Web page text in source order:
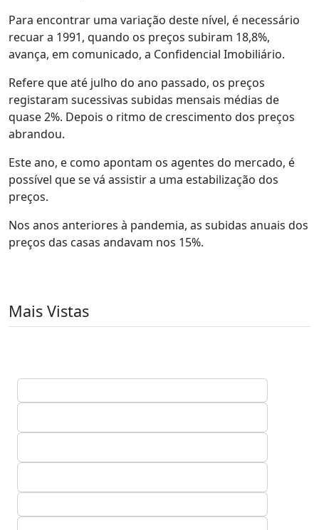
Para encontrar uma variação deste nível, é necessário
recuar a 1991, quando os preços subiram 18,8%,
avança, em comunicado, a Confidencial Imobiliário.
Refere que até julho do ano passado, os preços
registaram sucessivas subidas mensais médias de
quase 2%. Depois o ritmo de crescimento dos preços
abrandou.
Este ano, e como apontam os agentes do mercado, é
possível que se vá assistir a uma estabilização dos
preços.
Nos anos anteriores à pandemia, as subidas anuais dos
preços das casas andavam nos 15%.
Mais Vistas